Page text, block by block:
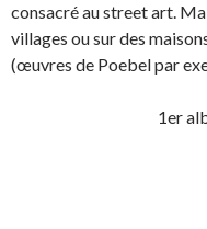
consacré au street art.
villages ou sur des
(œuvres de Poebel par
1er